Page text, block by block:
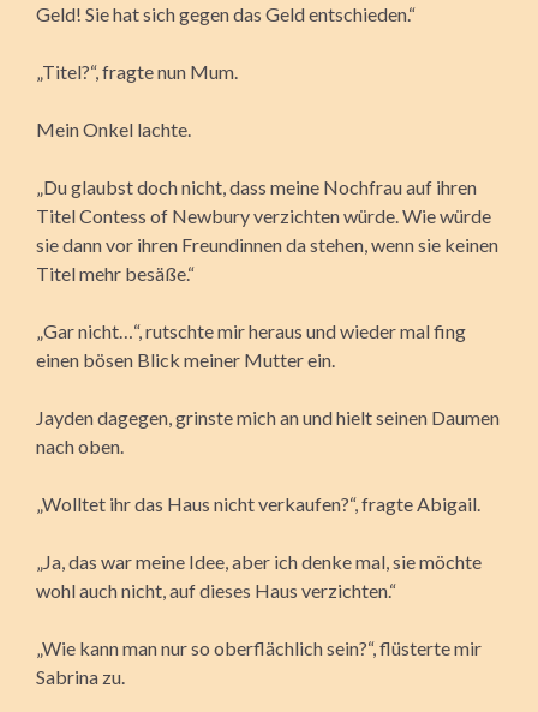
Geld! Sie hat sich gegen das Geld entschieden.“
„Titel?“, fragte nun Mum.
Mein Onkel lachte.
„Du glaubst doch nicht, dass meine Nochfrau auf ihren
Titel Contess of Newbury verzichten würde. Wie würde
sie dann vor ihren Freundinnen da stehen, wenn sie keinen
Titel mehr besäße.“
„Gar nicht…“, rutschte mir heraus und wieder mal fing
einen bösen Blick meiner Mutter ein.
Jayden dagegen, grinste mich an und hielt seinen Daumen
nach oben.
„Wolltet ihr das Haus nicht verkaufen?“, fragte Abigail.
„Ja, das war meine Idee, aber ich denke mal, sie möchte
wohl auch nicht, auf dieses Haus verzichten.“
„Wie kann man nur so oberflächlich sein?“, flüsterte mir
Sabrina zu.